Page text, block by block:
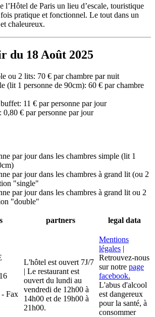
l’Hôtel de Paris un lieu d’escale, touristique
pratique et fonctionnel. Le tout dans un
chaleureux.
du 18 Août 2025
ou 2 lits: 70 € par chambre par nuit
(lit 1 personne de 90cm): 60 € par chambre
11 € par personne par jour
0,80 € par personne par jour
par jour dans les chambres simple (lit 1
par jour dans les chambres à grand lit (ou 2
"single"
par jour dans les chambres à grand lit ou 2
"double"
partners legal data
Fax
L'hôtel est ouvert 7J/7
| Le restaurant est
ouvert du lundi au
vendredi de 12h00 à
14h00 et de 19h00 à
21h00.
Mentions
légales |
Retrouvez-nous
sur notre page
facebook.
L'abus d'alcool
est dangereux
pour la santé, à
consommer